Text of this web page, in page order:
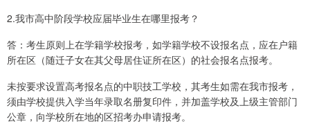
2.我市高中阶段学校应届毕业生在哪里报考？
答：考生原则上在学籍学校报考，如学籍学校不设报名点，应在户籍
所在区（随迁子女在其父母居住证所在区）的社会报名点报考。
未按要求设置高考报名点的中职技工学校，其考生如需在我市报考，
须由学校提供入学当年录取名册复印件，并加盖学校及上级主管部门
公章，向学校所在地的区招考办申请报考。